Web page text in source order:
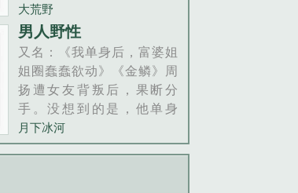
门分手。然而命运的转折来
得如此迅猛，女友前脚刚
走，后脚王成功便收到了市
直属公务员招录笔试通过的
通知！面试场上，王成功一
鸣惊人，以全省第一的绝对
实力，碾压所有对手！??本
以为凭借优异成绩能大展拳
脚，却险些被分配至值班
大荒野
男人野性
又名：《我单身后，富婆姐
姐圈蠢蠢欲动》《金鳞》周
扬遭女友背叛后，果断分
手。没想到的是，他单身
后，人生竟突然开挂。各路
年轻富婆，各种类型的女强
月下冰河